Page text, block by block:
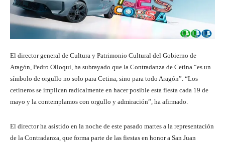
El director general de Cultura y Patrimonio Cultural del Gobierno de
Aragón, Pedro Olloqui, ha subrayado que la Contradanza de Cetina “es un
símbolo de orgullo no solo para Cetina, sino para todo Aragón”. “Los
cetineros se implican radicalmente en hacer posible esta fiesta cada 19 de
mayo y la contemplamos con orgullo y admiración”, ha afirmado.
El director ha asistido en la noche de este pasado martes a la representación
de la Contradanza, que forma parte de las fiestas en honor a San Juan